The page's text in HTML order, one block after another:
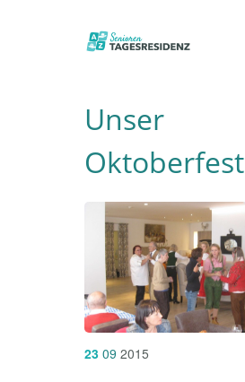
Unser
Oktoberfest
23 09 2015